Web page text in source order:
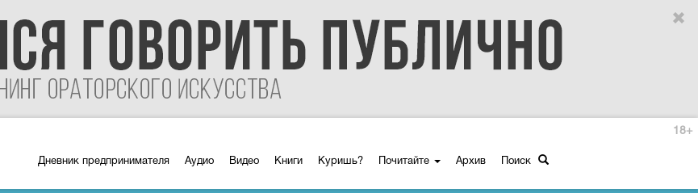
Дневник предпринимателя Аудио Видео Книги Куришь? Почитайте Архив Поиск
18+